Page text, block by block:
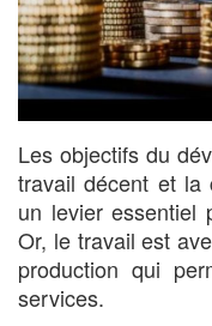
Les objectifs du
travail décent et la
un levier essentiel
Or, le travail est
production qui
services.